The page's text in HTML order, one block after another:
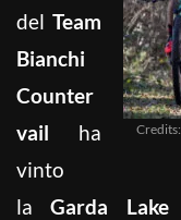
del Team
Bianchi
Counter
vail ha
vinto
laGarda